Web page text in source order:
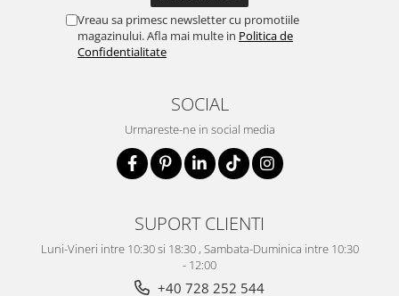
Vreau sa primesc newsletter cu promotiile
magazinului. Afla mai multe in Politica de
Confidentialitate
SOCIAL
Urmareste-ne in social media
SUPORT CLIENTI
Luni-Vineri intre 10:30 si 18:30 , Sambata-Duminica intre 10:30
- 12:00
+40 728 252 544